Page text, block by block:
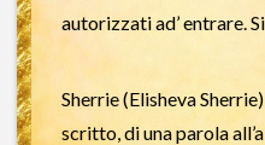
autorizzati ad’ entrare.
Sherrie (Elisheva
scritto, di una parola